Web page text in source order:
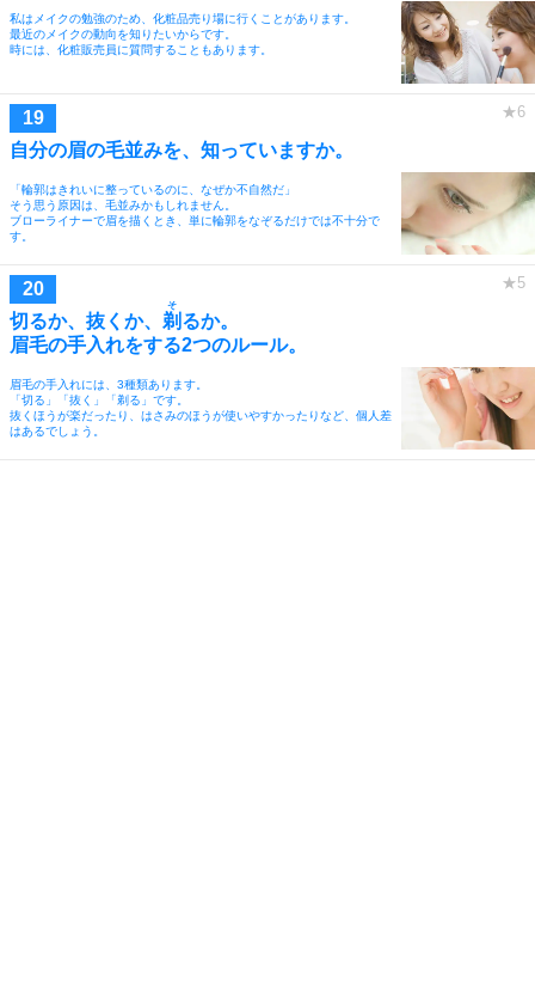
私はメイクの勉強のため、化粧品売り場に行くことがあります。
最近のメイクの動向を知りたいからです。
時には、化粧販売員に質問することもあります。
自分の眉の毛並みを、知っていますか。
「輪郭はきれいに整っているのに、なぜか不自然だ」
そう思う原因は、毛並みかもしれません。
ブローライナーで眉を描くとき、単に輪郭をなぞるだけでは不十分で
す。
切るか、抜くか、 剃
そ
るか。
眉毛の手入れをする2つのルール。
眉毛の手入れには、3種類あります。
「切る」「抜く」「剃る」です。
抜くほうが楽だったり、はさみのほうが使いやすかったりなど、個人差
はあるでしょう。